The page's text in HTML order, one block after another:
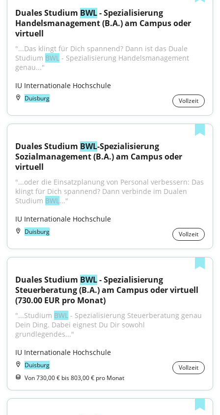
Duales Studium BWL - Spezialisierung
Handelsmanagement (B.A.) am Campus oder
virtuell
"...Das klingt für Dich spannend? Dann ist das Duale
Studium BWL - Spezialisierung Handelsmanagement
genau..."
IU Internationale Hochschule
Duisburg Vollzeit
Duales Studium BWL-Spezialisierung
Sozialmanagement (B.A.) am Campus oder
virtuell
"...oder die Einsatzplanung von Personal verbessern: Das
klingt für Dich spannend? Dann verbinde im Dualen
Studium BWL..."
IU Internationale Hochschule
Duisburg Vollzeit
Duales Studium BWL - Spezialisierung
Steuerberatung (B.A.) am Campus oder virtuell
(730.00 EUR pro Monat)
"...Studium BWL - Spezialisierung Steuerberatung genau
Dein Ding. Dabei eignest Du Dir sowohl
grundlegendes..."
IU Internationale Hochschule
Duisburg
Vollzeit
Von 730,00 € bis 803,00 € pro Monat